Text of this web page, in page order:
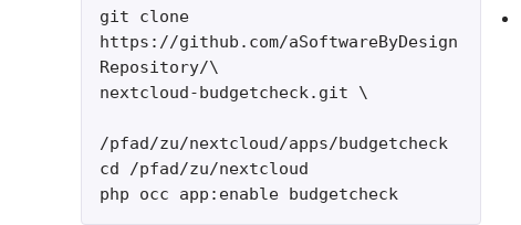
git clone
https://github.com/aSoftwareByDesign
Repository/\
nextcloud-budgetcheck.git \
/pfad/zu/nextcloud/apps/budgetcheck
cd /pfad/zu/nextcloud
php occ app:enable budgetcheck